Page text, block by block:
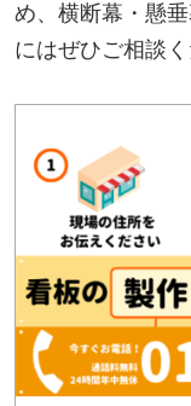
め、横断幕・懸
にはぜひご相談く